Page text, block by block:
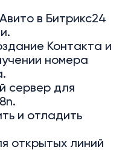
в Битрикс24
Контакта и
номера
сервер для
и отладить
открытых линий